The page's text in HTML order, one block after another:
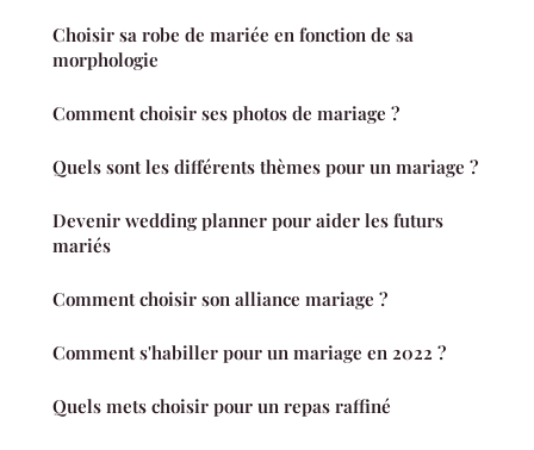
Choisir sa robe de mariée en fonction de sa
morphologie
Comment choisir ses photos de mariage ?
Quels sont les différents thèmes pour un mariage ?
Devenir wedding planner pour aider les futurs
mariés
Comment choisir son alliance mariage ?
Comment s'habiller pour un mariage en 2022 ?
Quels mets choisir pour un repas raffiné